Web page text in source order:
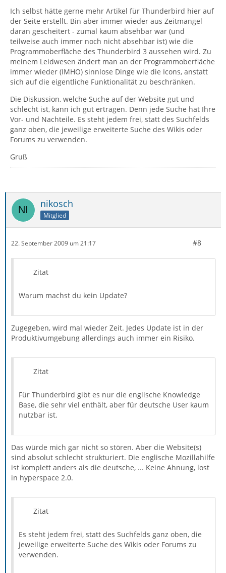
Ich selbst hätte gerne mehr Artikel für Thunderbird hier auf
der Seite erstellt. Bin aber immer wieder aus Zeitmangel
daran gescheitert - zumal kaum absehbar war (und
teilweise auch immer noch nicht absehbar ist) wie die
Programmoberfläche des Thunderbird 3 aussehen wird. Zu
meinem Leidwesen ändert man an der Programmoberfläche
immer wieder (IMHO) sinnlose Dinge wie die Icons, anstatt
sich auf die eigentliche Funktionalität zu beschränken.
Die Diskussion, welche Suche auf der Website gut und
schlecht ist, kann ich gut ertragen. Denn jede Suche hat Ihre
Vor- und Nachteile. Es steht jedem frei, statt des Suchfelds
ganz oben, die jeweilige erweiterte Suche des Wikis oder
Forums zu verwenden.
Gruß
nikosch
Mitglied
22. September 2009 um 21:17 #8
Zitat
Warum machst du kein Update?
Zugegeben, wird mal wieder Zeit. Jedes Update ist in der
Produktivumgebung allerdings auch immer ein Risiko.
Zitat
Für Thunderbird gibt es nur die englische Knowledge
Base, die sehr viel enthält, aber für deutsche User kaum
nutzbar ist.
Das würde mich gar nicht so stören. Aber die Website(s)
sind absolut schlecht strukturiert. Die englische Mozillahilfe
ist komplett anders als die deutsche, ... Keine Ahnung, lost
in hyperspace 2.0.
Zitat
Es steht jedem frei, statt des Suchfelds ganz oben, die
jeweilige erweiterte Suche des Wikis oder Forums zu
verwenden.